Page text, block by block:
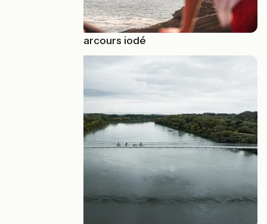
🏖️ Envie d'un parcours iodé